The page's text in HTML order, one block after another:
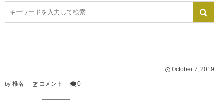
October 7 2019
by 椎名 コメント 0